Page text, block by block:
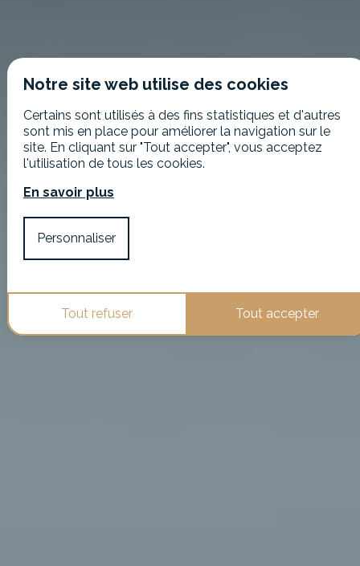
Notre site web utilise des cookies
Certains sont utilisés à des fins statistiques et d'autres
sont mis en place pour améliorer la navigation sur le
site. En cliquant sur "Tout accepter", vous acceptez
l'utilisation de tous les cookies.
En savoir plus
Personnaliser
Tout refuser Tout accepter